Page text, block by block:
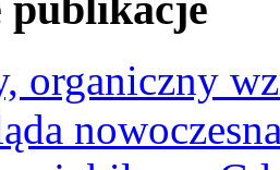
organiczny